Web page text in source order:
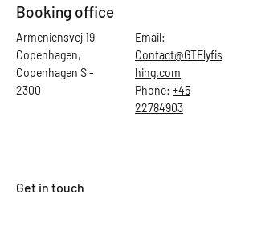
Booking office
Armeniensvej 19
Copenhagen,
Copenhagen S -
2300
Email:
Contact@GTFlyfis
hing.com
Phone: +45
22784903
Get in touch